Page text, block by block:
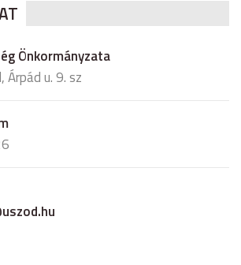
Önkormányzata
u. 9. sz